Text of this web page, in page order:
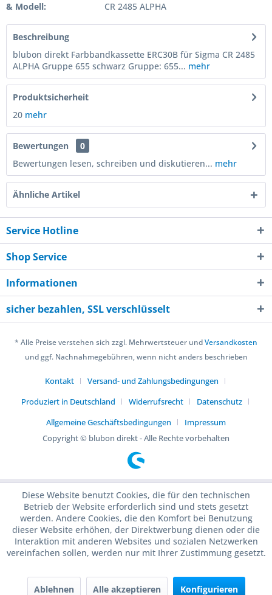
& Modell:
CR 2485 ALPHA
Beschreibung
blubon direkt Farbbandkassette ERC30B für Sigma CR 2485
ALPHA Gruppe 655 schwarz Gruppe: 655... mehr
Produktsicherheit
20 mehr
Bewertungen
0
Bewertungen lesen, schreiben und diskutieren... mehr
Ähnliche Artikel
Service Hotline
Shop Service
Informationen
sicher bezahlen, SSL verschlüsselt
* Alle Preise verstehen sich zzgl. Mehrwertsteuer undVersandkosten
und ggf. Nachnahmegebühren, wenn nicht anders beschrieben
Kontakt
Versand- und Zahlungsbedingungen
Produziert in Deutschland
Widerrufsrecht
Datenschutz
Allgemeine Geschäftsbedingungen
Impressum
Copyright © blubon direkt - Alle Rechte vorbehalten
Diese Website benutzt Cookies, die für den technischen
Betrieb der Website erforderlich sind und stets gesetzt
werden. Andere Cookies, die den Komfort bei Benutzung
dieser Website erhöhen, der Direktwerbung dienen oder die
Interaktion mit anderen Websites und sozialen Netzwerken
vereinfachen sollen, werden nur mit Ihrer Zustimmung gesetzt.
Ablehnen Alle akzeptieren Konfigurieren